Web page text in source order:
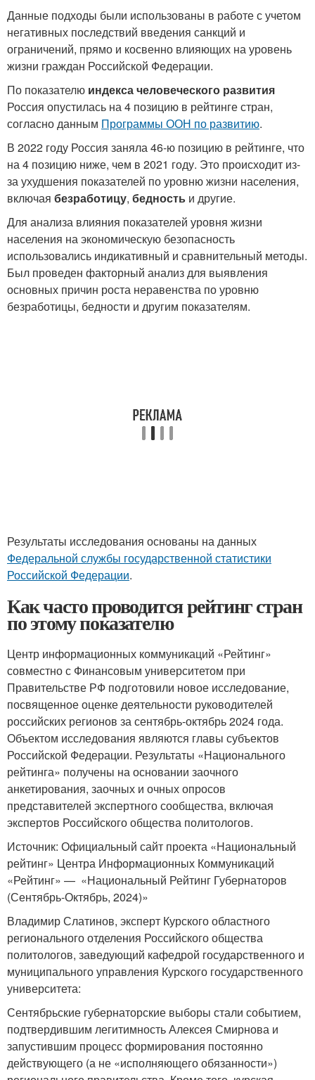
Данные подходы были использованы в работе с учетом
негативных последствий введения санкций и
ограничений, прямо и косвенно влияющих на уровень
жизни граждан Российской Федерации.
По показателю индекса человеческого развития
Россия опустилась на 4 позицию в рейтинге стран,
согласно данным Программы ООН по развитию.
В 2022 году Россия заняла 46-ю позицию в рейтинге, что
на 4 позицию ниже, чем в 2021 году. Это происходит из-
за ухудшения показателей по уровню жизни населения,
включая безработицу, бедность и другие.
Для анализа влияния показателей уровня жизни
населения на экономическую безопасность
использовались индикативный и сравнительный методы.
Был проведен факторный анализ для выявления
основных причин роста неравенства по уровню
безработицы, бедности и другим показателям.
Результаты исследования основаны на данных
Федеральной службы государственной статистики
Российской Федерации.
Как часто проводится рейтинг стран
по этому показателю
Центр информационных коммуникаций «Рейтинг»
совместно с Финансовым университетом при
Правительстве РФ подготовили новое исследование,
посвященное оценке деятельности руководителей
российских регионов за сентябрь-октябрь 2024 года.
Объектом исследования являются главы субъектов
Российской Федерации. Результаты «Национального
рейтинга» получены на основании заочного
анкетирования, заочных и очных опросов
представителей экспертного сообщества, включая
экспертов Российского общества политологов.
Источник: Официальный сайт проекта «Национальный
рейтинг» Центра Информационных Коммуникаций
«Рейтинг» — «Национальный Рейтинг Губернаторов
(Сентябрь-Октябрь, 2024)»
Владимир Слатинов, эксперт Курского областного
регионального отделения Российского общества
политологов, заведующий кафедрой государственного и
муниципального управления Курского государственного
университета:
Сентябрьские губернаторские выборы стали событием,
подтвердившим легитимность Алексея Смирнова и
запустившим процесс формирования постоянно
действующего (а не «исполняющего обязанности»)